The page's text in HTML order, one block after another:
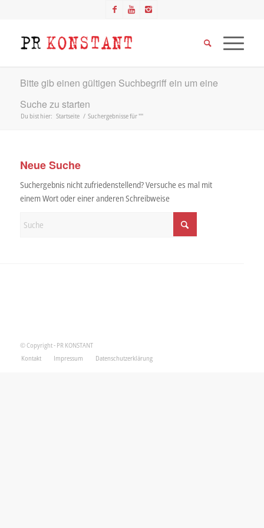
Bitte gib einen gültigen Suchbegriff ein um eine
Suche zu starten
Du bist hier: Startseite / Suchergebnisse für ""
Neue Suche
Suchergebnis nicht zufriedenstellend? Versuche es mal mit
einem Wort oder einer anderen Schreibweise
© Copyright - PR KONSTANT
Kontakt
Impressum Datenschutzerklärung